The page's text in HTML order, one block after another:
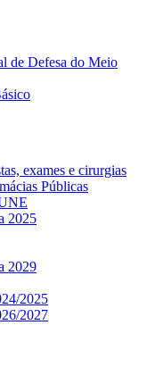
de Defesa do Meio
exames e cirurgias
Públicas
2025
2029
2025
2027